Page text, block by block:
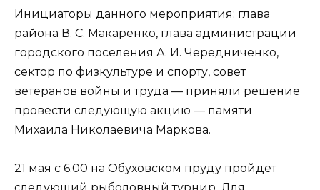
Инициаторы данного мероприятия: глава
района В. С. Макаренко, глава администрации
городского поселения А. И. Чередниченко,
сектор по физкультуре и спорту, совет
ветеранов войны и труда — приняли решение
провести следующую акцию — памяти
Михаила Николаевича Маркова.
21 мая с 6.00 на Обуховском пруду пройдет